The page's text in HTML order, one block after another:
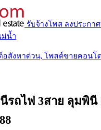
รับจ้างโพส ลงประก
ม่น้ำ
สังหาด่วน, โพสต์ขายคอนโ
ถไฟ 3สาย ลุมพิ